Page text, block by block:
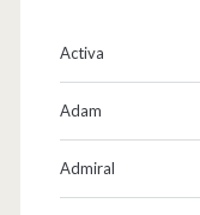
Activa
Adam
Admiral